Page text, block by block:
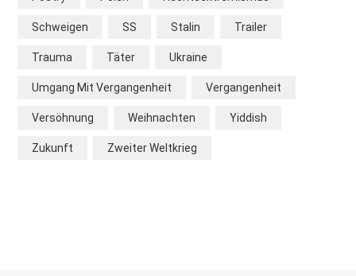
Schweigen SS Stalin Trailer
Trauma Täter Ukraine
Umgang Mit Vergangenheit Vergangenheit
Versöhnung Weihnachten Yiddish
Zukunft Zweiter Weltkrieg